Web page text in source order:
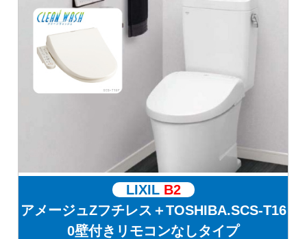
LIXIL B2
アメージュZフチレス＋TOSHIBA.SCS-T16
0壁付きリモコンなしタイプ